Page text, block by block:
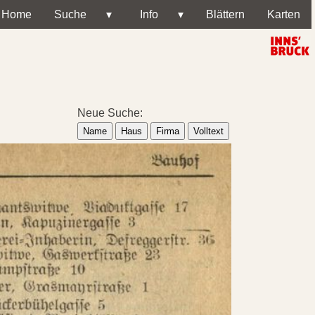
Home Suche ▾ Info ▾ Blättern Karten
Neue Suche:
Name Haus Firma Volltext